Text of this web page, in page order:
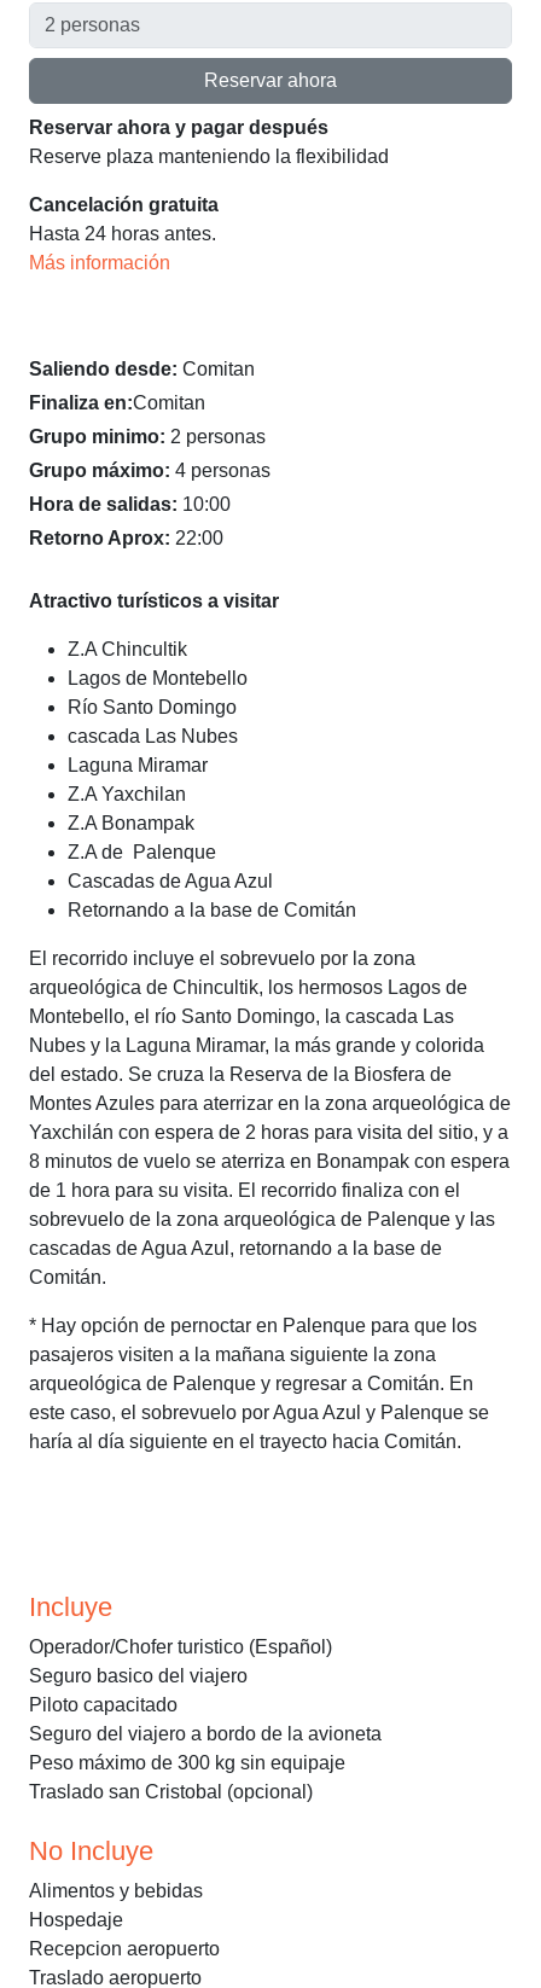
Reservar ahora
Reservar ahora y pagar después
Reserve plaza manteniendo la flexibilidad
Cancelación gratuita
Hasta 24 horas antes.
Más información
Saliendo desde: Comitan
Finaliza en:Comitan
Grupo minimo: 2 personas
Grupo máximo: 4 personas
Hora de salidas: 10:00
Retorno Aprox: 22:00
Atractivo turísticos a visitar
Z.A Chincultik
Lagos de Montebello
Río Santo Domingo
cascada Las Nubes
Laguna Miramar
Z.A Yaxchilan
Z.A Bonampak
Z.A de Palenque
Cascadas de Agua Azul
Retornando a la base de Comitán
El recorrido incluye el sobrevuelo por la zona
arqueológica de Chincultik, los hermosos Lagos de
Montebello, el río Santo Domingo, la cascada Las
Nubes y la Laguna Miramar, la más grande y colorida
del estado. Se cruza la Reserva de la Biosfera de
Montes Azules para aterrizar en la zona arqueológica de
Yaxchilán con espera de 2 horas para visita del sitio, y a
8 minutos de vuelo se aterriza en Bonampak con espera
de 1 hora para su visita. El recorrido finaliza con el
sobrevuelo de la zona arqueológica de Palenque y las
cascadas de Agua Azul, retornando a la base de
Comitán.
* Hay opción de pernoctar en Palenque para que los
pasajeros visiten a la mañana siguiente la zona
arqueológica de Palenque y regresar a Comitán. En
este caso, el sobrevuelo por Agua Azul y Palenque se
haría al día siguiente en el trayecto hacia Comitán.
Incluye
Operador/Chofer turistico (Español)
Seguro basico del viajero
Piloto capacitado
Seguro del viajero a bordo de la avioneta
Peso máximo de 300 kg sin equipaje
Traslado san Cristobal (opcional)
No Incluye
Alimentos y bebidas
Hospedaje
Recepcion aeropuerto
Traslado aeropuerto